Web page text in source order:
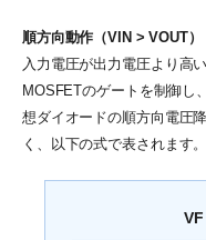
順方向動作（VIN > VOUT）
入力電圧が出力電圧より高
MOSFETのゲートを制御し
想ダイオードの順方向電圧
く、以下の式で表されます。